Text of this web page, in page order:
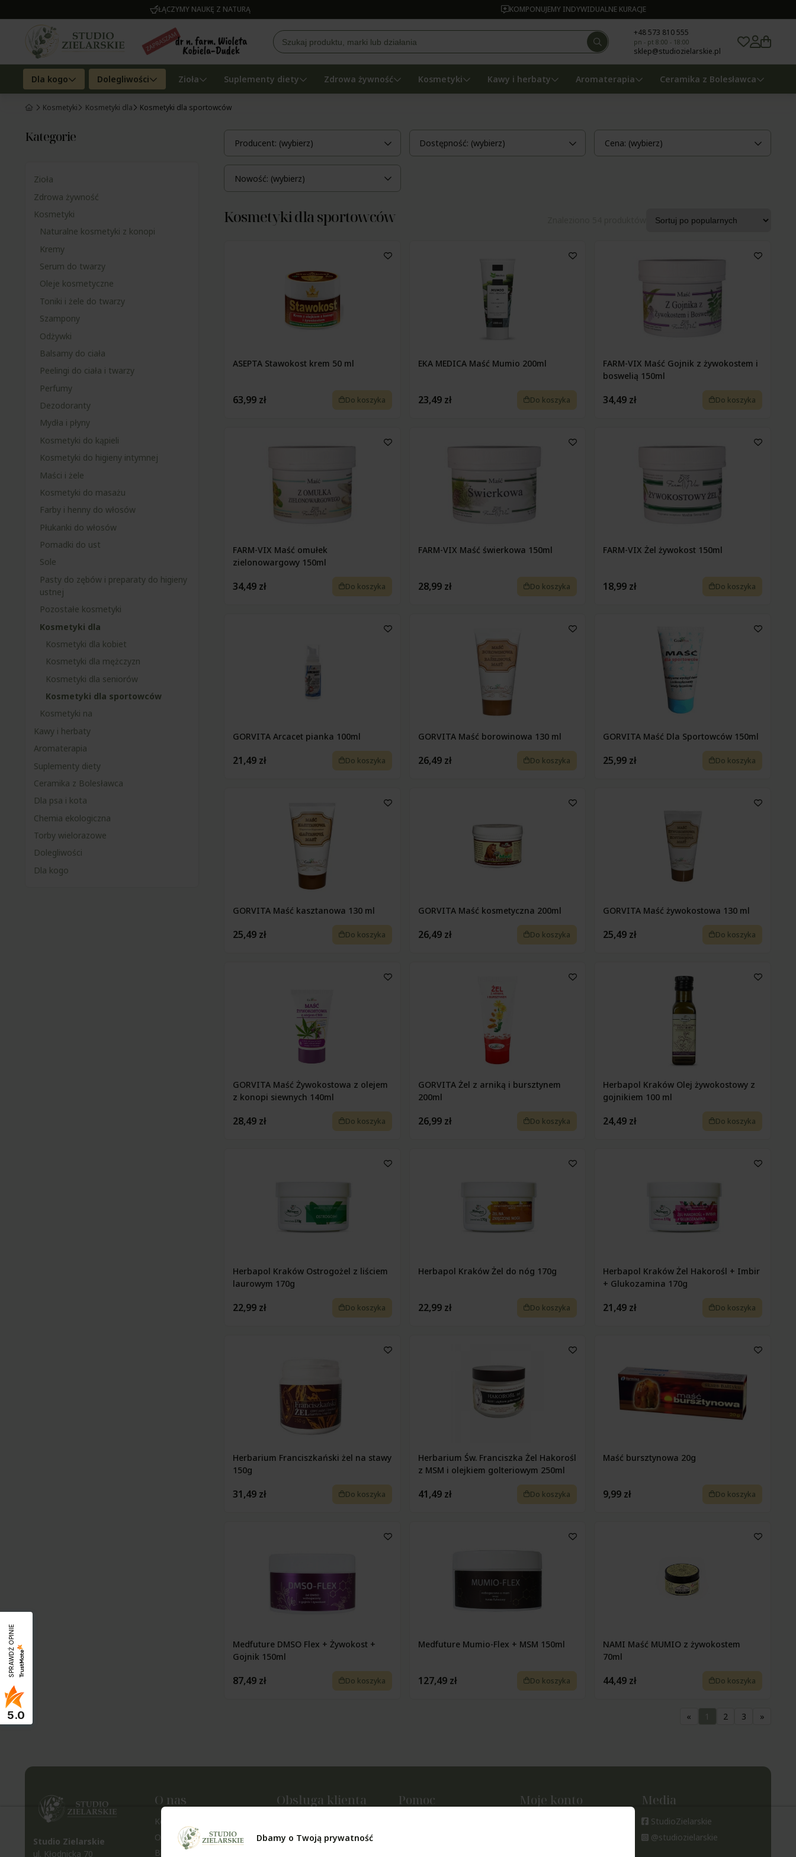
ŁĄCZYMY NAUKĘ Z NATURĄ KOMPONUJEMY INDYWIDUALNE KURACJE
+48 573 810 555
pn - pt 8:00 - 18:00
sklep@studiozielarskie.pl
Dla kogo Dolegliwości Zioła Suplementy diety Zdrowa żywność Kosmetyki Kawy i herbaty Aromaterapia Ceramika z Bolesławca
Kosmetyki Kosmetyki dla Kosmetyki dla sportowców
Kategorie
Zioła
Zdrowa żywność
Kosmetyki
Naturalne kosmetyki z konopi
Kremy
Serum do twarzy
Oleje kosmetyczne
Toniki i żele do twarzy
Szampony
Odżywki
Balsamy do ciała
Peelingi do ciała i twarzy
Perfumy
Dezodoranty
Mydła i płyny
Kosmetyki do kąpieli
Kosmetyki do higieny intymnej
Maści i żele
Kosmetyki do masażu
Farby i henny do włosów
Płukanki do włosów
Pomadki do ust
Sole
Pasty do zębów i preparaty do higieny
ustnej
Pozostałe kosmetyki
Kosmetyki dla
Kosmetyki dla kobiet
Kosmetyki dla mężczyzn
Kosmetyki dla seniorów
Kosmetyki dla sportowców
Kosmetyki na
Kawy i herbaty
Aromaterapia
Suplementy diety
Ceramika z Bolesławca
Dla psa i kota
Chemia ekologiczna
Torby wielorazowe
Dolegliwości
Dla kogo
Producent: (wybierz) Dostępność: (wybierz) Cena: (wybierz)
Nowość: (wybierz)
Kosmetyki dla sportowców
ASEPTA Stawokost krem 50 ml
63,99 zł Do koszyka
EKA MEDICA Maść Mumio 200ml
23,49 zł Do koszyka
FARM-VIX Maść Gojnik z żywokostem i
boswelią 150ml
34,49 zł Do koszyka
FARM-VIX Maść omułek
zielonowargowy 150ml
34,49 zł Do koszyka
FARM-VIX Maść świerkowa 150ml
28,99 zł Do koszyka
FARM-VIX Żel żywokost 150ml
18,99 zł Do koszyka
GORVITA Arcacet pianka 100ml
21,49 zł Do koszyka
GORVITA Maść borowinowa 130 ml
26,49 zł Do koszyka
GORVITA Maść Dla Sportowców 150ml
25,99 zł Do koszyka
GORVITA Maść kasztanowa 130 ml
25,49 zł Do koszyka
GORVITA Maść kosmetyczna 200ml
26,49 zł Do koszyka
GORVITA Maść żywokostowa 130 ml
25,49 zł Do koszyka
GORVITA Maść Żywokostowa z olejem
z konopi siewnych 140ml
28,49 zł Do koszyka
GORVITA Żel z arniką i bursztynem
200ml
26,99 zł Do koszyka
Herbapol Kraków Olej żywokostowy z
gojnikiem 100 ml
24,49 zł Do koszyka
Herbapol Kraków Ostrogożel z liściem
laurowym 170g
22,99 zł Do koszyka
Herbapol Kraków Żel do nóg 170g
22,99 zł Do koszyka
Herbapol Kraków Żel Hakorośl + Imbir
+ Glukozamina 170g
21,49 zł Do koszyka
Herbarium Franciszkański żel na stawy
150g
31,49 zł Do koszyka
Herbarium Św. Franciszka Żel Hakorośl
z MSM i olejkiem golteriowym 250ml
41,49 zł Do koszyka
Maść bursztynowa 20g
9,99 zł Do koszyka
Medfuture DMSO Flex + Żywokost +
Gojnik 150ml
87,49 zł Do koszyka
Medfuture Mumio-Flex + MSM 150ml
127,49 zł Do koszyka
NAMI Maść MUMIO z żywokostem
70ml
44,49 zł Do koszyka
« 1 2 3 »
Studio Zielarskie
ul. Kłodnicka 70
O nas
Kontakt i dane firmy
O nas
Blog
Obsługa klienta
Czas i koszty dostawy
Pomoc Moje konto Media
StudioZielarskie
@studiozielarskie
SPRAWDŹ OPINIE
5.0
Dbamy o Twoją prywatność